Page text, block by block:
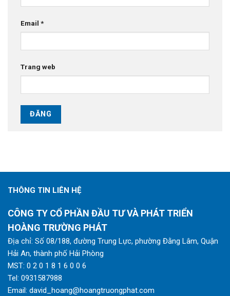
Email *
Trang web
THÔNG TIN LIÊN HỆ
CÔNG TY CỔ PHẦN ĐẦU TƯ VÀ PHÁT TRIỂN
HOÀNG TRƯỜNG PHÁT
Địa chỉ: Số 08/188, đường Trung Lực, phường Đằng Lâm, Quận
Hải An, thành phố Hải Phòng
MST: 0 2 0 1 8 1 6 0 0 6
Tel: 0931587988
Email: david_hoang@hoangtruongphat.com